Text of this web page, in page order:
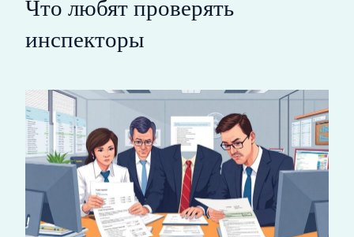
Что любят проверять
инспекторы